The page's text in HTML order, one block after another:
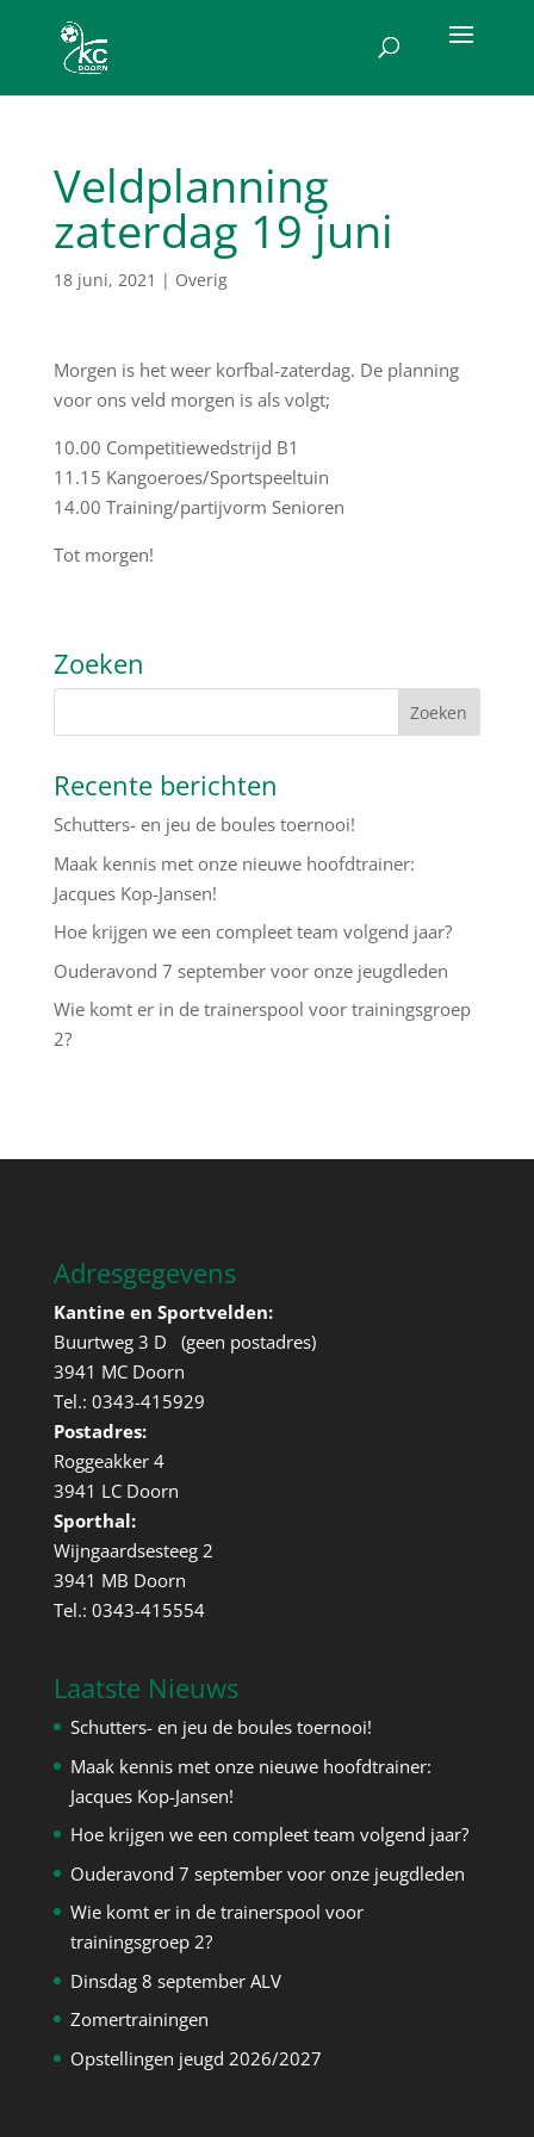
Veldplanning
zaterdag 19 juni
18 juni, 2021 | Overig
Morgen is het weer korfbal-zaterdag. De planning
voor ons veld morgen is als volgt;
10.00 Competitiewedstrijd B1
11.15 Kangoeroes/Sportspeeltuin
14.00 Training/partijvorm Senioren
Tot morgen!
Zoeken
Recente berichten
Schutters- en jeu de boules toernooi!
Maak kennis met onze nieuwe hoofdtrainer:
Jacques Kop-Jansen!
Hoe krijgen we een compleet team volgend jaar?
Ouderavond 7 september voor onze jeugdleden
Wie komt er in de trainerspool voor trainingsgroep
2?
Adresgegevens
Kantine en Sportvelden:
Buurtweg 3 D (geen postadres)
3941 MC Doorn
Tel.: 0343-415929
Postadres:
Roggeakker 4
3941 LC Doorn
Sporthal:
Wijngaardsesteeg 2
3941 MB Doorn
Tel.: 0343-415554
Laatste Nieuws
Schutters- en jeu de boules toernooi!
Maak kennis met onze nieuwe hoofdtrainer:
Jacques Kop-Jansen!
Hoe krijgen we een compleet team volgend jaar?
Ouderavond 7 september voor onze jeugdleden
Wie komt er in de trainerspool voor
trainingsgroep 2?
Dinsdag 8 september ALV
Zomertrainingen
Opstellingen jeugd 2026/2027